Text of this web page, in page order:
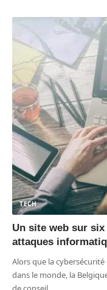
TECH
Un site web sur
attaques
Alors que la
dans le monde, la